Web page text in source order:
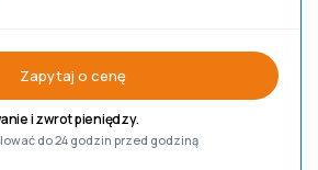
Zapytaj o cenę
i zwrot pieniędzy.
do 24 godzin przed godziną